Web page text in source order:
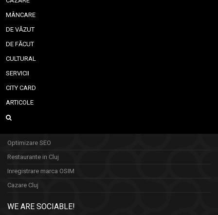
MÂNCARE
DE VĂZUT
DE FĂCUT
CULTURAL
SERVICII
CITY CARD
ARTICOLE
Optimizare SEO
Restaurante in Cluj
Inregistrare marca OSIM
Cazare Cluj
WE ARE SOCIABLE!